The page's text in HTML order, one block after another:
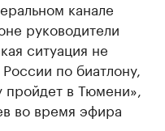
канале
руководители
ситуация не
по биатлону,
в Тюмени»,
во время эфира